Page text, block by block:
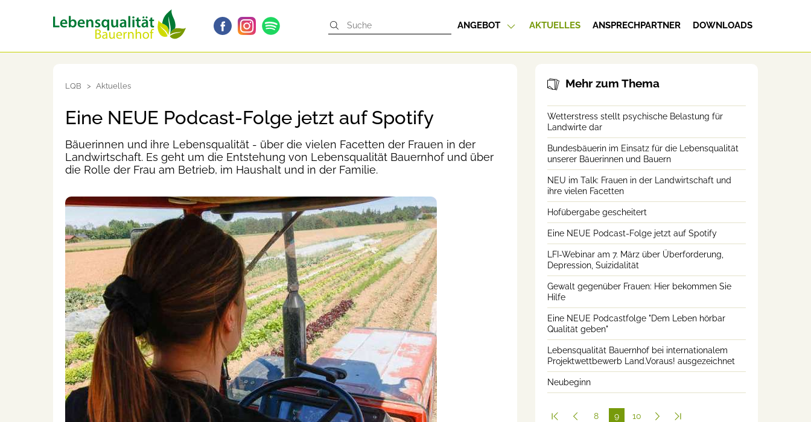
ANGEBOT AKTUELLES ANSPRECHPARTNER DOWNLOADS
LQB Aktuelles
Eine NEUE Podcast-Folge jetzt auf Spotify
Bäuerinnen und ihre Lebensqualität - über die vielen Facetten der Frauen in der
Landwirtschaft. Es geht um die Entstehung von Lebensqualität Bauernhof und über
die Rolle der Frau am Betrieb, im Haushalt und in der Familie.
Mehr zum Thema
Wetterstress stellt psychische Belastung für
Landwirte dar
Bundesbäuerin im Einsatz für die Lebensqualität
unserer Bäuerinnen und Bauern
NEU im Talk: Frauen in der Landwirtschaft und
ihre vielen Facetten
Hofübergabe gescheitert
Eine NEUE Podcast-Folge jetzt auf Spotify
LFI-Webinar am 7. März über Überforderung,
Depression, Suizidalität
Gewalt gegenüber Frauen: Hier bekommen Sie
Hilfe
Eine NEUE Podcastfolge "Dem Leben hörbar
Qualität geben"
Lebensqualität Bauernhof bei internationalem
Projektwettbewerb Land.Voraus! ausgezeichnet
Neubeginn
8
9
10